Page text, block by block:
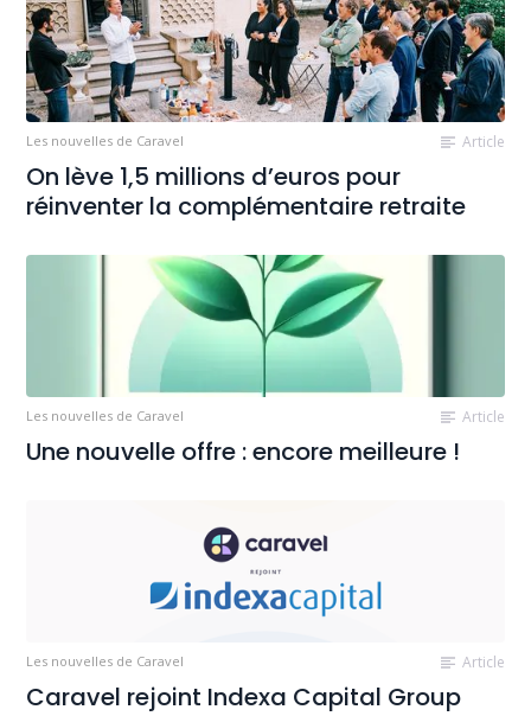
Les nouvelles de Caravel Article
On lève 1,5 millions d’euros pour
réinventer la complémentaire retraite
Les nouvelles de Caravel Article
Une nouvelle offre : encore meilleure !
Les nouvelles de Caravel Article
Caravel rejoint Indexa Capital Group